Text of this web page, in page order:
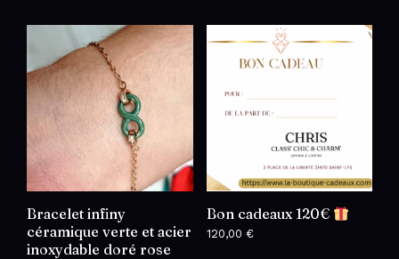
Bracelet infiny
céramique verte et acier
inoxydable doré rose
Bon cadeaux 120€
120,00 €